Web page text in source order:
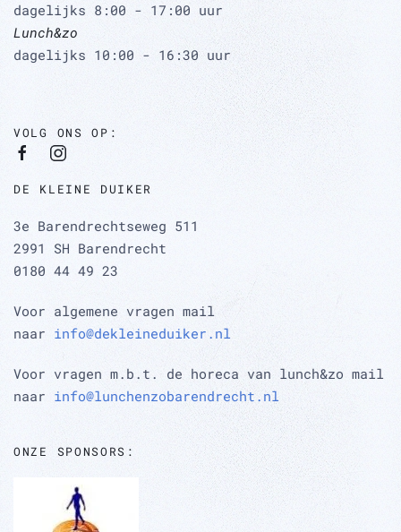
dagelijks 8:00 - 17:00 uur
Lunch&zo
dagelijks 10:00 - 16:30 uur
VOLG ONS OP:
DE KLEINE DUIKER
3e Barendrechtseweg 511
2991 SH Barendrecht
0180 44 49 23
Voor algemene vragen mail
naar info@dekleineduiker.nl
Voor vragen m.b.t. de horeca van lunch&zo mail
naar info@lunchenzobarendrecht.nl
ONZE SPONSORS: